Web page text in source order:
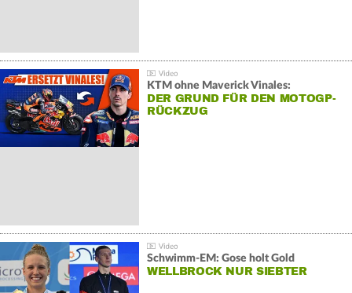
KTM ohne Maverick Vinales:
DER GRUND FÜR DEN MOTOGP-
RÜCKZUG
Schwimm-EM: Gose holt Gold
WELLBROCK NUR SIEBTER